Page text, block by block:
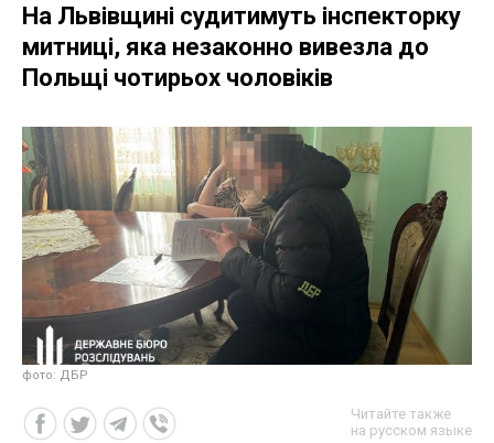
На Львівщині судитимуть інспекторку
митниці, яка незаконно вивезла до
Польщі чотирьох чоловіків
фото: ДБР
Читайте также
на русском языке